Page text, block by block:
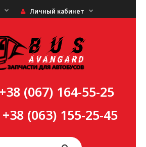
Личный кабинет
+38 (067) 164-55-25
+38 (063) 155-25-45